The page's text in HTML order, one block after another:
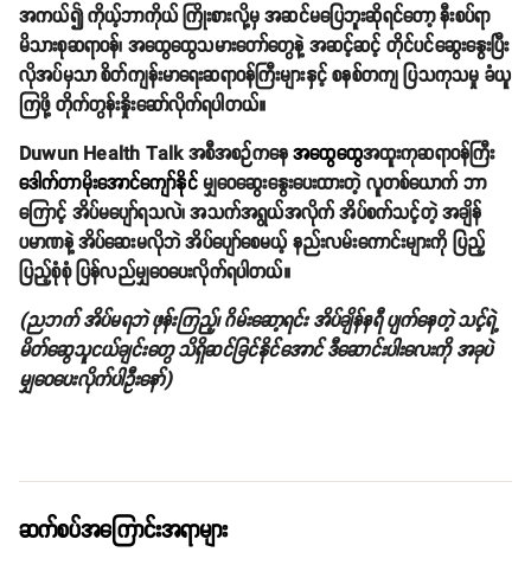
အကယ်၍ ကိုယ့်ဘာကိုယ် ကြိုးစားလို့မှ အဆင်မပြေဘူးဆိုရင်တော့ နီးစပ်ရာ
မိသားစုဆရာဝန်၊ အထွေထွေသမားတော်တွေနဲ့ အဆင့်ဆင့် တိုင်ပင်ဆွေးနွေးပြီး
လိုအပ်မှသာ စိတ်ကျန်းမာရေးဆရာဝန်ကြီးများနှင့် စနစ်တကျ ပြသကုသမှု ခံယူ
ကြဖို့ တိုက်တွန်းနှိုးဆော်လိုက်ရပါတယ်။
Duwun Health Talk အစီအစဉ်ကနေအထွေထွေအထူးကုဆရာဝန်ကြီး
ဒေါက်တာမိုးအောင်ကျော်နိုင်မျှဝေဆွေးနွေးပေးထားတဲ့ လူတစ်ယောက် ဘာ
ကြောင့် အိပ်မပျော်ရသလဲ၊ အသက်အရွယ်အလိုက် အိပ်စက်သင့်တဲ့ အချိန်
ပမာဏနဲ့ အိပ်ဆေးမလိုဘဲ အိပ်ပျော်စေမယ့် နည်းလမ်းကောင်းများကို ပြည့်
ပြည့်စုံစုံ ပြန်လည်မျှဝေပေးလိုက်ရပါတယ်။
(ညဘက် အိပ်မရဘဲ ဖုန်းကြည့်၊ ဂိမ်းဆော့ရင်း အိပ်ချိန်နရီ ပျက်နေတဲ့ သင့်ရဲ့
မိတ်ဆွေသူငယ်ချင်းတွေ သိရှိဆင်ခြင်နိုင်အောင် ဒီဆောင်းပါးလေးကို အခုပဲ
မျှဝေပေးလိုက်ပါဦးနော်)
ဆက်စပ်အကြောင်းအရာများ